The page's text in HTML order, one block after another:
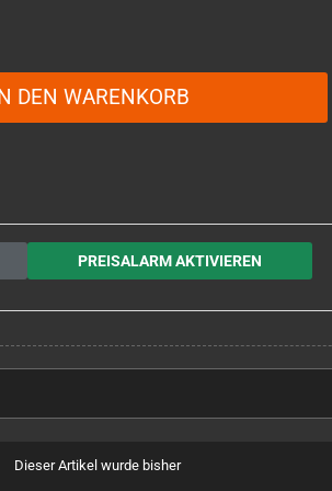
DEN WARENKORB
PREISALARM AKTIVIEREN
Dieser Artikel wurde bisher